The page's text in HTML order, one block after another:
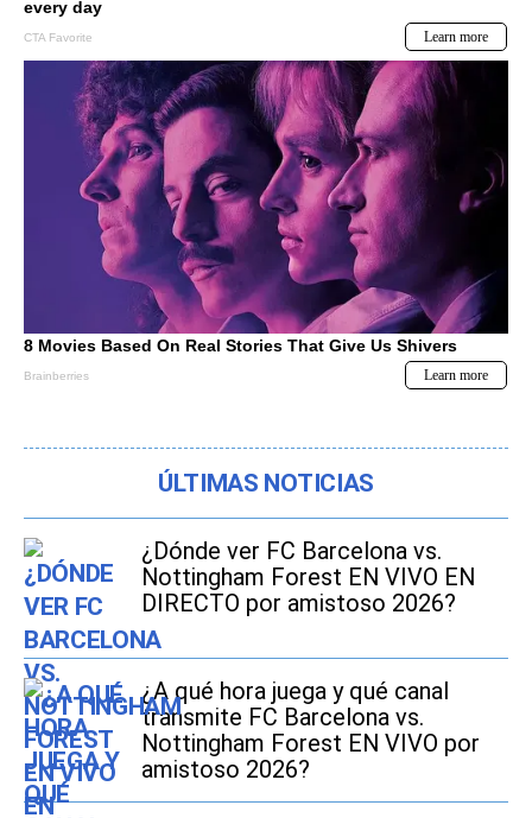
ÚLTIMAS NOTICIAS
¿Dónde ver FC Barcelona vs.
Nottingham Forest EN VIVO EN
DIRECTO por amistoso 2026?
¿A qué hora juega y qué canal
transmite FC Barcelona vs.
Nottingham Forest EN VIVO por
amistoso 2026?